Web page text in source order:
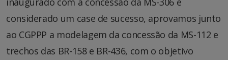
considerado um case de sucesso, aprovamos junto
ao CGPPP a modelagem da concessão da MS-112 e
trechos das BR-158 e BR-436, com o objetivo